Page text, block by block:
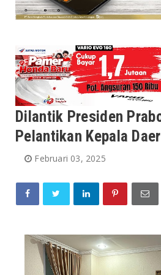
Dilantik Presiden
Pelantikan Kepala
Februari 03, 2025